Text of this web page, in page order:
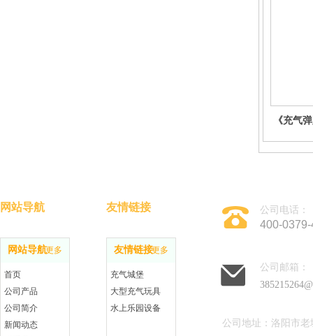
《充气
网站导航更多
首页
公司产品
公司简介
新闻动态
友情链接更多
充气城堡
大型充气玩具
水上乐园设备
网站导航 友情链接 公司电话：
400-
公司邮箱：
公司地址：洛阳市